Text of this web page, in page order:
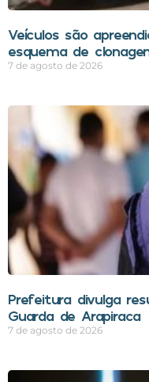
Veículos são
esquema de
7 de agosto de 2026
Prefeitura divulga
Guarda de Arapiraca
7 de agosto de 2026